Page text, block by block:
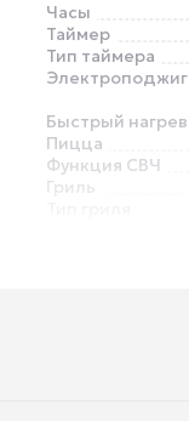
Часы
Таймер
Тип таймера
Электроподжиг
Быстрый нагрев
Пицца
Функция СВЧ
Гриль